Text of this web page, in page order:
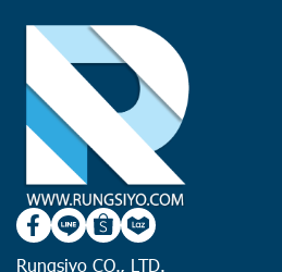
Rungsiyo CO., LTD.